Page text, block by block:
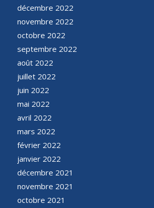
décembre 2022
novembre 2022
octobre 2022
septembre 2022
août 2022
juillet 2022
juin 2022
mai 2022
avril 2022
mars 2022
février 2022
janvier 2022
décembre 2021
novembre 2021
octobre 2021